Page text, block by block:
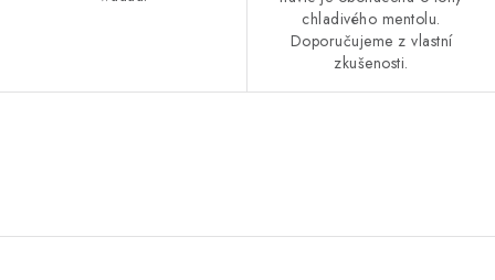
chladivého mentolu.
Doporučujeme z vlastní
zkušenosti.
á